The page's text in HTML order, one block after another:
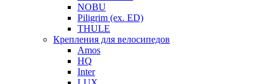
NOBU
Piligrim (ex. ED)
THULE
Крепления для велосипедов
Amos
HQ
Inter